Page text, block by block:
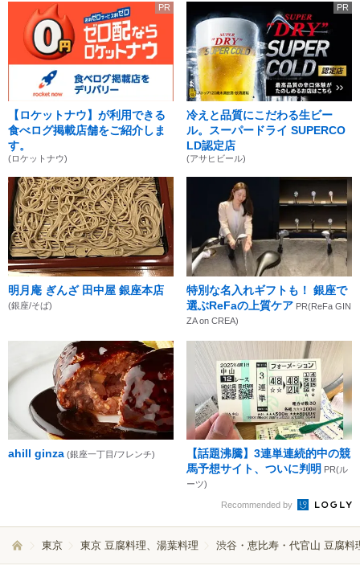
PR
【ロケットナウ】が利用できる
食べログ掲載店舗をご紹介しま
す。
(ロケットナウ)
PR
冷えと品質にこだわる生ビー
ル。スーパードライ SUPERCO
LD認定店
(アサヒビール)
明月庵 ぎんざ 田中屋 銀座本店
(銀座/そば)
特別な名入れギフトも！ 銀座で
選ぶReFaの上質ケア PR(ReFa GIN
ZA on CREA)
ahill ginza (銀座一丁目/フレンチ)
【話題沸騰】3連単連続的中の競
馬予想サイト、ついに判明 PR(ル
ーツ)
Recommended by
東京 東京 豆腐料理、湯葉料理 渋谷・恵比寿・代官山 豆腐料